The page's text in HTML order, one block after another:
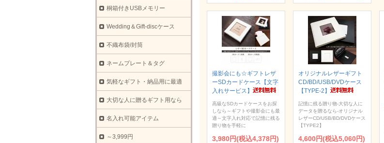
撮影会にも☆ギフトレザ
ーSDカードケース【文字
入れサービス】
高級なSDカードケースをお探
しなら～ギフトや撮影会にも最
適～文字入れ対応で記憶に残る
贈り物を手軽に
3,980円(税込4,378円)
オリジナルレザーギフト
CD/BD/USB/DVDケース
【TYPE-2】
記憶に残る贈り物-大切な人に
データを贈るなら-オリジナル
レザーCD/USB/BD/DVDケース
【TYPE2】
4,600円(税込5,060円)
桐箱付きUSBメモリー
Wedding＆Gift-discケース
不織布袋/封筒
ネームプレート＆タグ
気軽なギフト・納品用に最適
大切な人に贈るギフト用なら
名入れ可能アイテム
～3,999円